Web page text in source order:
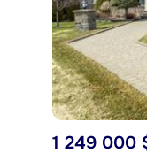
1 249 000